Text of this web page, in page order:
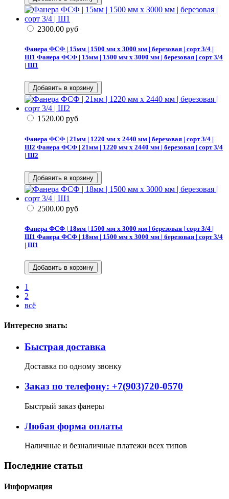
2300.00 руб
Фанера ФСФ | 15мм | 1500 мм х 3000 мм | березовая | сорт 3/4 |
Ш1 Фанера ФСФ | 15мм | 1500 мм х 3000 мм | березовая | сорт 3/4
| Ш1
1520.00 руб
Фанера ФСФ | 21мм | 1220 мм х 2440 мм | березовая | сорт 3/4 |
Ш2 Фанера ФСФ | 21мм | 1220 мм х 2440 мм | березовая | сорт 3/4
| Ш2
2500.00 руб
Фанера ФСФ | 18мм | 1500 мм х 3000 мм | березовая | сорт 3/4 |
Ш1 Фанера ФСФ | 18мм | 1500 мм х 3000 мм | березовая | сорт 3/4
| Ш1
1
2
всё
Интересно знать:
Быстрая доставка
Доставка по одному звонку
Заказ по телефону: +7(903)720-0570
Быстрый заказ фанеры
Любая форма оплаты
Наличные и безналичные платежи всех типов
Последние статьи
Информация